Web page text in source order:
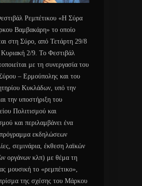
Ρεμπέτικου «Η Σύρα
Βαμβακάρη» το οποίο
στη Σύρο, από Τετάρτη 29/8
Κυριακή 2/9. Το Φεστιβάλ
με τη συνεργασία του
– Ερμούπολης και του
Κυκλάδων, υπό την
την υποστήριξη του
Πολιτισμού και
και περιλαμβάνει ένα
εκδηλώσεων
σεμινάρια, έκθεση λαϊκών
οργάνων κλπ) με θέμα τη
μουσική το «ρεμπέτικο»,
της σχέσης του Μάρκου